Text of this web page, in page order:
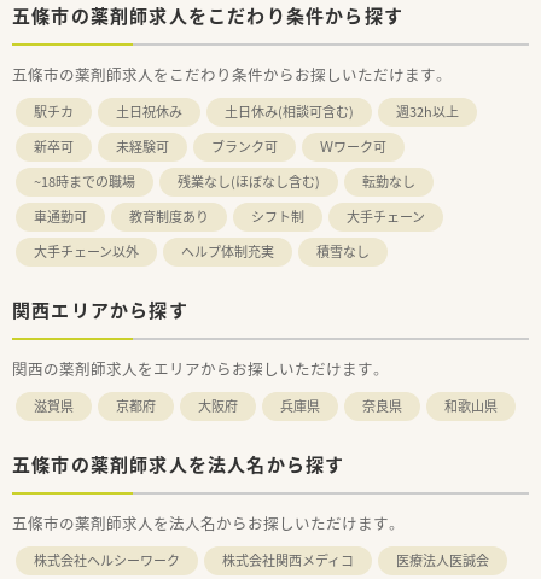
五條市の薬剤師求人をこだわり条件から探す
五條市の薬剤師求人をこだわり条件からお探しいただけます。
駅チカ 土日祝休み 土日休み(相談可含む)
週32h以上
新卒可
未経験可 ブランク可
Ｗワーク可
~18時までの職場
残業なし(ほぼなし含む)
転勤なし
車通勤可
教育制度あり シフト制
大手チェーン
大手チェーン以外
ヘルプ体制充実 積雪なし
関西エリアから探す
関西の薬剤師求人をエリアからお探しいただけます。
滋賀県 京都府 大阪府 兵庫県 奈良県 和歌山県
五條市の薬剤師求人を法人名から探す
五條市の薬剤師求人を法人名からお探しいただけます。
株式会社ヘルシーワーク 株式会社関西メディコ
医療法人医誠会